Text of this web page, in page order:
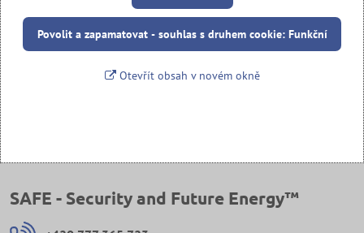
Povolit a zapamatovat - souhlas s druhem cookie: Funkční
Otevřít obsah v novém okně
SAFE - Security and Future Energy™